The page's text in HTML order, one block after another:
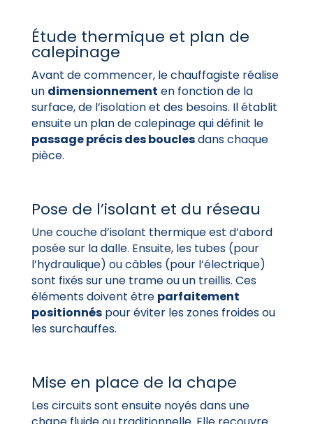
Étude thermique et plan de
calepinage
Avant de commencer, le chauffagiste réalise
un dimensionnement en fonction de la
surface, de l’isolation et des besoins. Il établit
ensuite un plan de calepinage qui définit le
passage précis des bouclesdans chaque
pièce.
Pose de l’isolant et du réseau
Une couche d’isolant thermique est d’abord
posée sur la dalle. Ensuite, les tubes (pour
l’hydraulique) ou câbles (pour l’électrique)
sont fixés sur une trame ou un treillis. Ces
éléments doivent être parfaitement
positionnéspour éviter les zones froides ou
les surchauffes.
Mise en place de la chape
Les circuits sont ensuite noyés dans une